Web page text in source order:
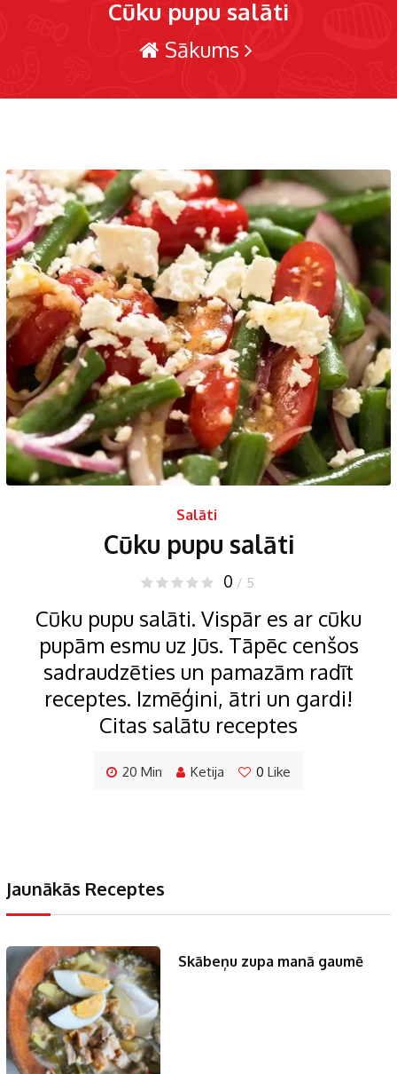
Cūku pupu salāti
Sākums
Salāti
Cūku pupu salāti
0 / 5
Cūku pupu salāti. Vispār es ar cūku
pupām esmu uz Jūs. Tāpēc cenšos
sadraudzēties un pamazām radīt
receptes. Izmēģini, ātri un gardi!
Citas salātu receptes
20 Min Ketija 0 Like
Jaunākās Receptes
Skābeņu zupa manā gaumē